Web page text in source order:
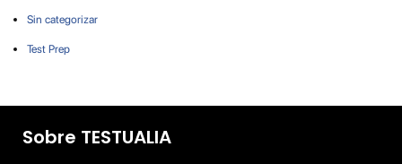
Sin categorizar
Test Prep
Sobre TESTUALIA